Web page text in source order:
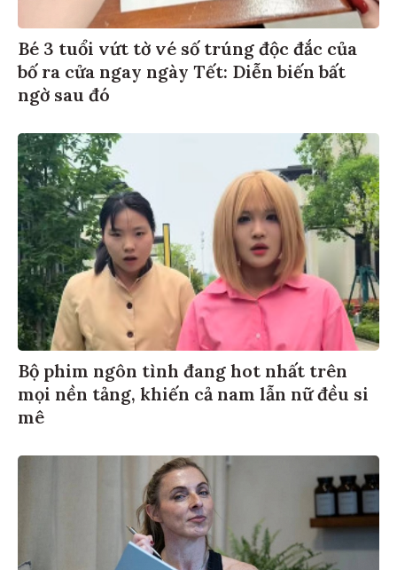
Bé 3 tuổi vứt tờ vé số trúng độc đắc của
bố ra cửa ngay ngày Tết: Diễn biến bất
ngờ sau đó
Bộ phim ngôn tình đang hot nhất trên
mọi nền tảng, khiến cả nam lẫn nữ đều si
mê